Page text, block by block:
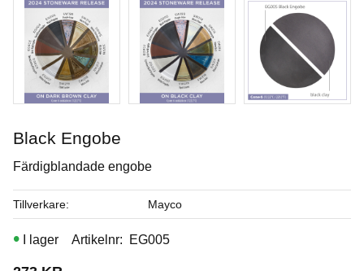
Art. nr: R835-4
I lager
Black Engobe
Färdigblandade engobe
I lager Artikelnr EG005
Tillverkare Mayco